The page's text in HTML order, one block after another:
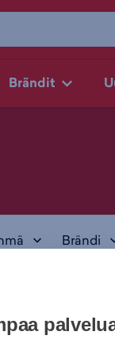
Brändit
Brändi